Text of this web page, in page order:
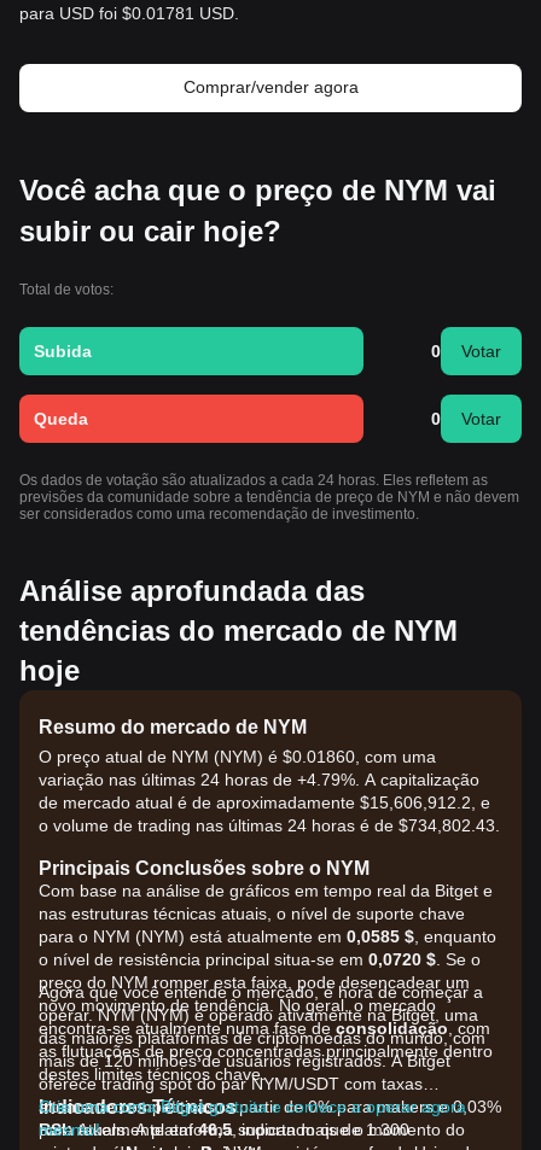
para USD foi $0.01781 USD.
Comprar/vender agora
Você acha que o preço de NYM vai
subir ou cair hoje?
Total de votos:
Subida 0 Votar
Queda 0 Votar
Os dados de votação são atualizados a cada 24 horas. Eles refletem as
previsões da comunidade sobre a tendência de preço de NYM e não devem
ser considerados como uma recomendação de investimento.
Análise aprofundada das
tendências do mercado de NYM
hoje
Resumo do mercado de NYM
O preço atual de NYM (NYM) é $0.01860, com uma
variação nas últimas 24 horas de +4.79%. A capitalização
de mercado atual é de aproximadamente $15,606,912.2, e
o volume de trading nas últimas 24 horas é de $734,802.43.
Principais Conclusões sobre o NYM
Com base na análise de gráficos em tempo real da Bitget e
nas estruturas técnicas atuais, o nível de suporte chave
para o NYM (NYM) está atualmente em 0,0585 $ , enquanto
o nível de resistência principal situa-se em 0,0720 $ . Se o
preço do NYM romper esta faixa, pode desencadear um
novo movimento de tendência. No geral, o mercado
encontra-se atualmente numa fase de consolidação , com
as flutuações de preço concentradas principalmente dentro
destes limites técnicos chave.
Indicadores Técnicos
RSI:Atualmente em46,5 , indicando que o momento do
Agora que você entende o mercado, é hora de começar a
operar. NYM (NYM) é operado ativamente na Bitget, uma
das maiores plataformas de criptomoedas do mundo, com
mais de 120 milhões de usuários registrados. A Bitget
oferece trading spot do par NYM/USDT com taxas
altamente competitivas, a partir de 0% para makers e 0,03%
para takers. A plataforma suporta mais de 1.300
Crie uma conta Bitget gratuita e comece a operar agora
mesmo!